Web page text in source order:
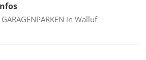
in Walluf